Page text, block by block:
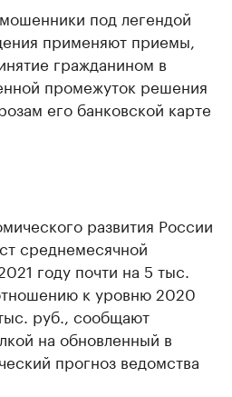
под легендой
применяют приемы,
гражданином в
промежуток решения
его банковской карте
развития России
среднемесячной
году почти на 5 тыс.
к уровню 2020
руб., сообщают
на обновленный в
прогноз ведомства